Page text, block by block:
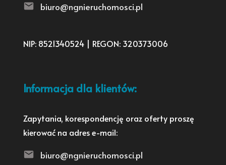
biuro@ngnieruchomosci.pl
NIP: 8521340524 | REGON: 320373006
Informacja dla klientów:
Zapytania, korespondencję oraz oferty proszę
kierować na adres e-mail:
biuro@ngnieruchomosci.pl